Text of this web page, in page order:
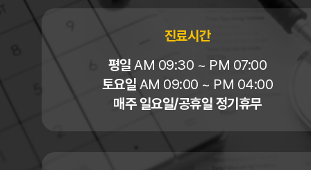
진료시간
평일 AM 09:30 ~ PM 07:00
토요일 AM 09:00 ~ PM 04:00
매주 일요일/공휴일 정기휴무